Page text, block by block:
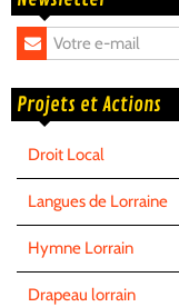
Projets et Actions
Droit Local
Langues de Lorraine
Hymne Lorrain
Drapeau lorrain